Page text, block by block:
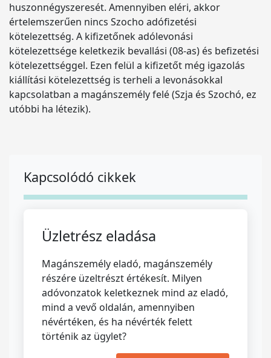
huszonnégyszeresét. Amennyiben eléri, akkor
értelemszerűen nincs Szocho adófizetési
kötelezettség. A kifizetőnek adólevonási
kötelezettsége keletkezik bevallási (08-as) és befizetési
kötelezettséggel. Ezen felül a kifizetőt még igazolás
kiállítási kötelezettség is terheli a levonásokkal
kapcsolatban a magánszemély felé (Szja és Szochó, ez
utóbbi ha létezik).
Kapcsolódó cikkek
Üzletrész eladása
Magánszemély eladó, magánszemély
részére üzeltrészt értékesít. Milyen
adóvonzatok keletkeznek mind az eladó,
mind a vevő oldalán, amennyiben
névértéken, és ha névérték felett
történik az ügylet?